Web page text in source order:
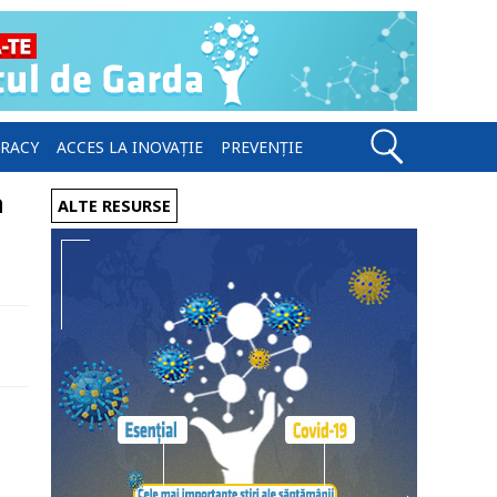
ACCES LA INOVAȚIE PREVENȚIE
ALTE RESURSE